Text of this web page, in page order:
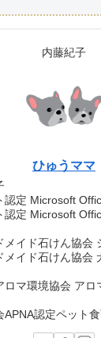
内藤紀子
ひゅうママ
認定 Microsoft
認定 Microsoft
メイド石けん協会
メイド石けん協会
ロマ環境協会 ア
APNA認定ペット